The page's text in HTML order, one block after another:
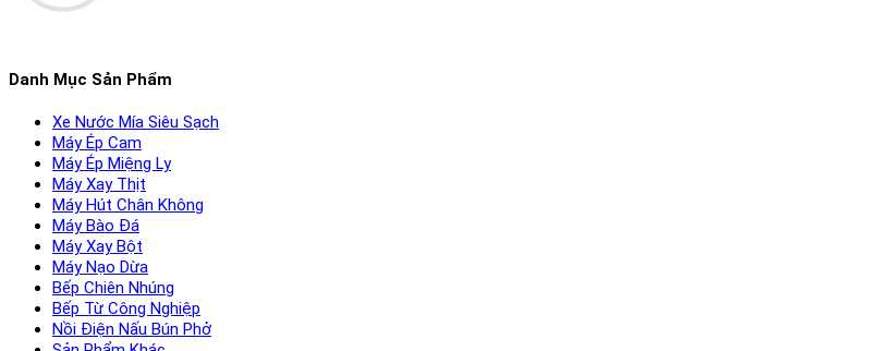
Danh Mục Sản Phẩm
Xe Nước Mía Siêu Sạch
Máy Ép Cam
Máy Ép Miệng Ly
Máy Xay Thịt
Máy Hút Chân Không
Máy Bào Đá
Máy Xay Bột
Máy Nạo Dừa
Bếp Chiên Nhúng
Bếp Từ Công Nghiệp
Nồi Điện Nấu Bún Phở